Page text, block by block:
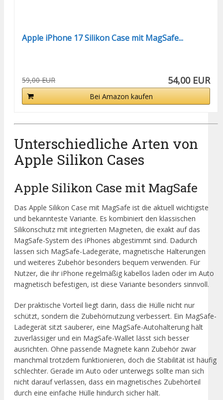
Apple iPhone 17 Silikon Case mit MagSafe...
59,00 EUR 54,00 EUR
Bei Amazon kaufen
Unterschiedliche Arten von
Apple Silikon Cases
Apple Silikon Case mit MagSafe
Das Apple Silikon Case mit MagSafe ist die aktuell wichtigste
und bekannteste Variante. Es kombiniert den klassischen
Silikonschutz mit integrierten Magneten, die exakt auf das
MagSafe-System des iPhones abgestimmt sind. Dadurch
lassen sich MagSafe-Ladegeräte, magnetische Halterungen
und weiteres Zubehör besonders bequem verwenden. Für
Nutzer, die ihr iPhone regelmäßig kabellos laden oder im Auto
magnetisch befestigen, ist diese Variante besonders sinnvoll.
Der praktische Vorteil liegt darin, dass die Hülle nicht nur
schützt, sondern die Zubehörnutzung verbessert. Ein MagSafe-
Ladegerät sitzt sauberer, eine MagSafe-Autohalterung hält
zuverlässiger und ein MagSafe-Wallet lässt sich besser
ausrichten. Ohne passende Magnete kann Zubehör zwar
manchmal trotzdem funktionieren, doch die Stabilität ist häufig
schlechter. Gerade im Auto oder unterwegs sollte man sich
nicht darauf verlassen, dass ein magnetisches Zubehörteil
durch eine einfache Hülle hindurch sicher hält.